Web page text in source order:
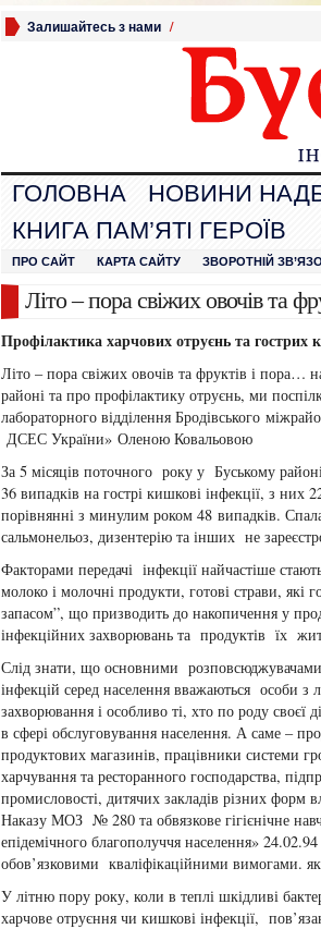
Залишайтесь з нами /
ГОЛОВНА НОВИНИ
КНИГА ПАМ’ЯТІ ГЕРОЇВ
ПРО САЙТ КАРТА САЙТУ ЗВОРОТНІЙ
Літо – пора свіжих овочів та
Профілактика харчових отруєньта гострих
Літо – пора свіжих овочів та фруктів і пора…
районі та про профілактику отруєнь, ми
лабораторного відділення Бродівського
ДСЕС України» Оленою Ковальовою
За 5 місяців поточного року у Буському
36 випадків на гострі кишкові інфекції, з них
порівнянні з минулим роком 48 випадків.
сальмонельоз, дизентерію та інших не
Факторами передачі інфекції найчастіше
молоко і молочні продукти, готові страви, які
запасом”, що призводить до накопичення у
інфекційних захворювань та продуктів їх
Слід знати, що основними
інфекцій серед населення вважаються особи з
захворювання і особливо ті, хто по роду своєї
в сфері обслуговування населення. А саме –
продуктових магазинів, працівники системи
харчування та ресторанного господарства,
промисловості, дитячих закладів різних форм
Наказу МОЗ № 280 та обвязкове гігієнічне
епідемічного благополуччя населення»
обов’язковими кваліфікаційними вимогами.
У літню пору року, коли в теплі шкідливі
харчове отруєння чи кишкові інфекції,